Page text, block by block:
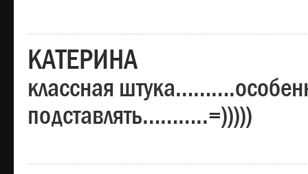
КАТЕРИНА
классная
подставлять………..=)))))